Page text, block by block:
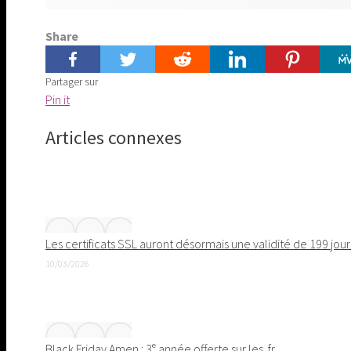
Share
Partager sur
Pin itShare
Pinterest
Articles connexes
Les certificats SSL auront désormais une validité de 199
10/03/2026